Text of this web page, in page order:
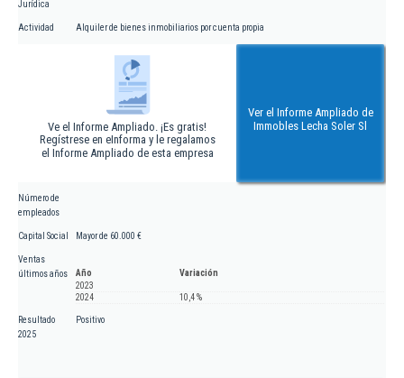
Jurídica
Actividad Alquiler de bienes inmobiliarios por cuenta propia
Ve el Informe Ampliado. ¡Es gratis!
Regístrese en eInforma y le regalamos
el Informe Ampliado de esta empresa
Ver el Informe Ampliado de
Immobles Lecha Soler Sl
Número de
empleados
Capital Social Mayor de 60.000 €
Ventas
últimos años
Año
Variación
2023
2024
10,4 %
Resultado
2025
Positivo